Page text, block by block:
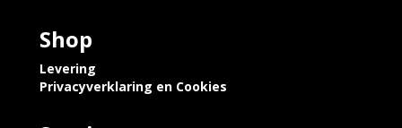
Shop
Levering
Privacyverklaring en Cookies